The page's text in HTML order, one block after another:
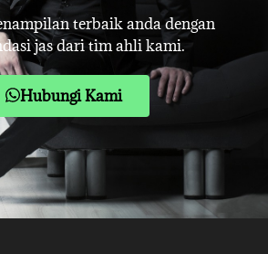
terbaik anda dengan
jas dari tim ahli kami.
Hubungi Kami